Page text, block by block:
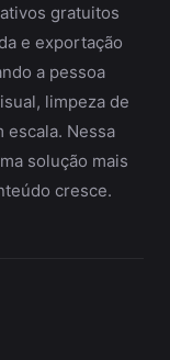
gratuitos
e exportação
a pessoa
limpeza de
escala. Nessa
solução mais
cresce.